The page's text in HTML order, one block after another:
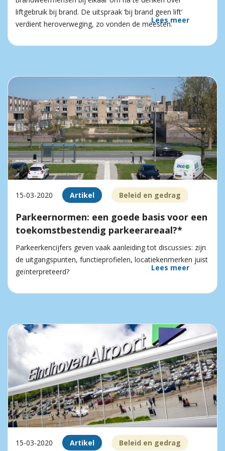
liftgebruik bij brand. De uitspraak ‘bij brand geen lift’
verdient heroverweging, zo vonden de meesten.
Lees meer
15-03-2020 Artikel Beleid en gedrag
Parkeernormen: een goede basis voor een
toekomstbestendig parkeerareaal?*
Parkeerkencijfers geven vaak aanleiding tot discussies: zijn
de uitgangspunten, functieprofielen, locatiekenmerken juist
geïnterpreteerd?
Lees meer
15-03-2020 Artikel Beleid en gedrag